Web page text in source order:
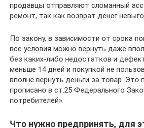
продавцы отправляют сломанный
ремонт, так как возврат денег
По закону, в зависимости от срока
все условия можно вернуть даже
без каких-либо недостатков и
меньше 14 дней и покупкой не
вполне вернуть деньги за товар. Это
прописано в ст.25 Федерального
потребителей».
Что нужно предпринять, для